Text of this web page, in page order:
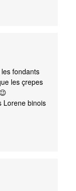
fondants
les çrepes
Lorene binois